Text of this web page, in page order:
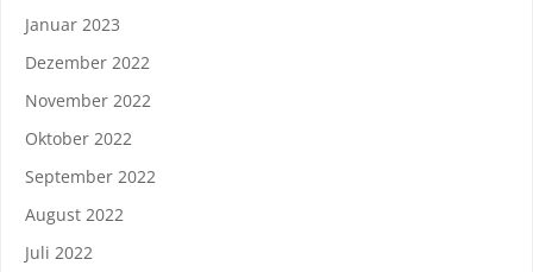
Januar 2023
Dezember 2022
November 2022
Oktober 2022
September 2022
August 2022
Juli 2022